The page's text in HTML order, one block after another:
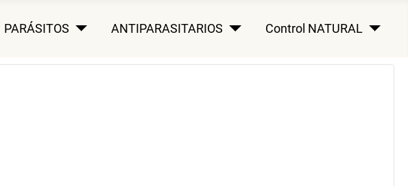
PARÁSITOS ANTIPARASITARIOS Control NATURAL